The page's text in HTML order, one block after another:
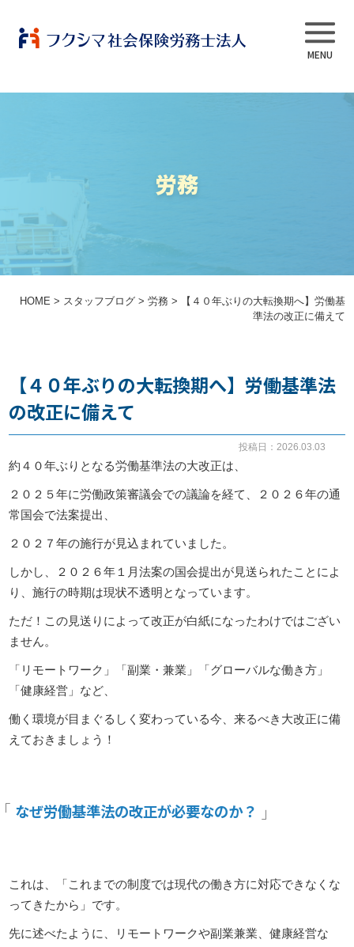
当法人について
よくある質問
お知らせ
ブログ
082-293-8102
CONTACT
労務
HOME > スタッフブログ> 労務>
【４０年ぶりの大転換期へ】労働基
準法の改正に備えて
【４０年ぶりの大転換期へ】労働基準法
の改正に備えて
投稿日：2026.03.03
約４０年ぶりとなる労働基準法の大改正は、
２０２５年に労働政策審議会での議論を経て、２０２６年の通
常国会で法案提出、
２０２７年の施行が見込まれていました。
しかし、２０２６年１月法案の国会提出が見送られたことによ
り、施行の時期は現状不透明となっています。
ただ！この見送りによって改正が白紙になったわけではござい
ません。
「リモートワーク」「副業・兼業」「グローバルな働き方」
「健康経営」など、
働く環境が目まぐるしく変わっている今、来るべき大改正に備
えておきましょう！
なぜ労働基準法の改正が必要なのか？
これは、「これまでの制度では現代の働き方に対応できなくな
ってきたから」です。
先に述べたように、リモートワークや副業兼業、健康経営な